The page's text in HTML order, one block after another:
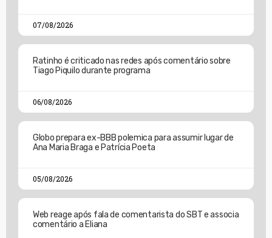
07/08/2026
Ratinho é criticado nas redes após comentário sobre
Tiago Piquilo durante programa
06/08/2026
Globo prepara ex-BBB polemica para assumir lugar de
Ana Maria Braga e Patrícia Poeta
05/08/2026
Web reage após fala de comentarista do SBT e associa
comentário a Eliana